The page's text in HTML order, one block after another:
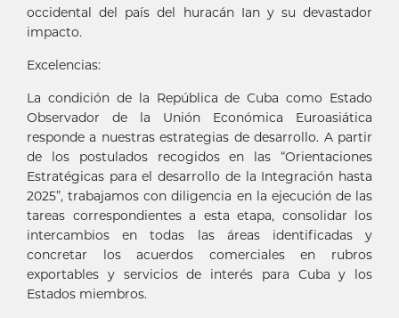
occidental del país del huracán Ian y su devastador
impacto.
Excelencias:
La condición de la República de Cuba como Estado
Observador de la Unión Económica Euroasiática
responde a nuestras estrategias de desarrollo. A partir
de los postulados recogidos en las “Orientaciones
Estratégicas para el desarrollo de la Integración hasta
2025”, trabajamos con diligencia en la ejecución de las
tareas correspondientes a esta etapa, consolidar los
intercambios en todas las áreas identificadas y
concretar los acuerdos comerciales en rubros
exportables y servicios de interés para Cuba y los
Estados miembros.